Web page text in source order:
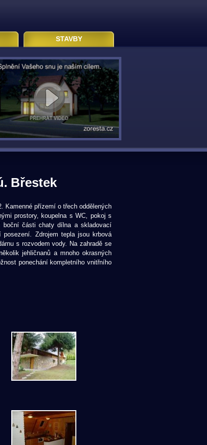
STAVBY
Břestek
Kamenné přízemí o třech oddělených
prostory, koupelna s WC, pokoj s
části chaty dílna a skladovací
Zdrojem tepla jsou krbová
s rozvodem vody. Na zahradě se
jehličnanů a mnoho okrasných
ponechání kompletního vnitřního